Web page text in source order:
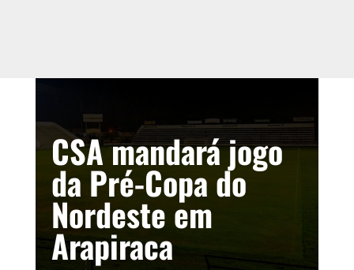
CSA mandará jogo
da Pré-Copa do
Nordeste em
Arapiraca